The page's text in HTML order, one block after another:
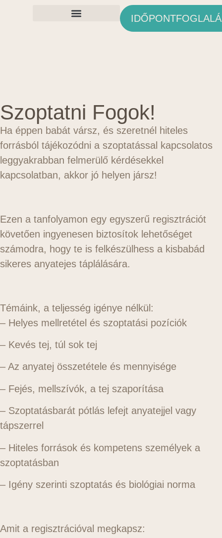
Szoptatni Fogok!
Ha éppen babát vársz, és szeretnél hiteles
forrásból tájékozódni a szoptatással kapcsolatos
leggyakrabban felmerülő kérdésekkel
kapcsolatban, akkor jó helyen jársz!
Ezen a tanfolyamon egy egyszerű regisztrációt
követően ingyenesen biztosítok lehetőséget
számodra, hogy te is felkészülhess a kisbabád
sikeres anyatejes táplálására.
Témáink, a teljesség igénye nélkül:
– Helyes mellretétel és szoptatási pozíciók
– Kevés tej, túl sok tej
– Az anyatej összetétele és mennyisége
– Fejés, mellszívók, a tej szaporítása
– Szoptatásbarát pótlás lefejt anyatejjel vagy
tápszerrel
– Hiteles források és kompetens személyek a
szoptatásban
– Igény szerinti szoptatás és biológiai norma
Amit a regisztrációval megkapsz: